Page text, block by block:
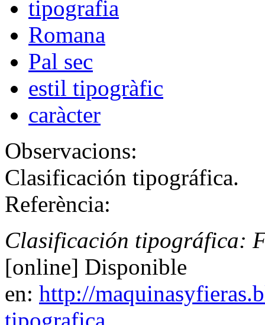
tipografia
Romana
Pal sec
estil tipogràfic
caràcter
Observacions:
Clasificación tipográfica.
Referència:
Clasificación tipográfica:
[online] Disponible
en: http://
tipografica...